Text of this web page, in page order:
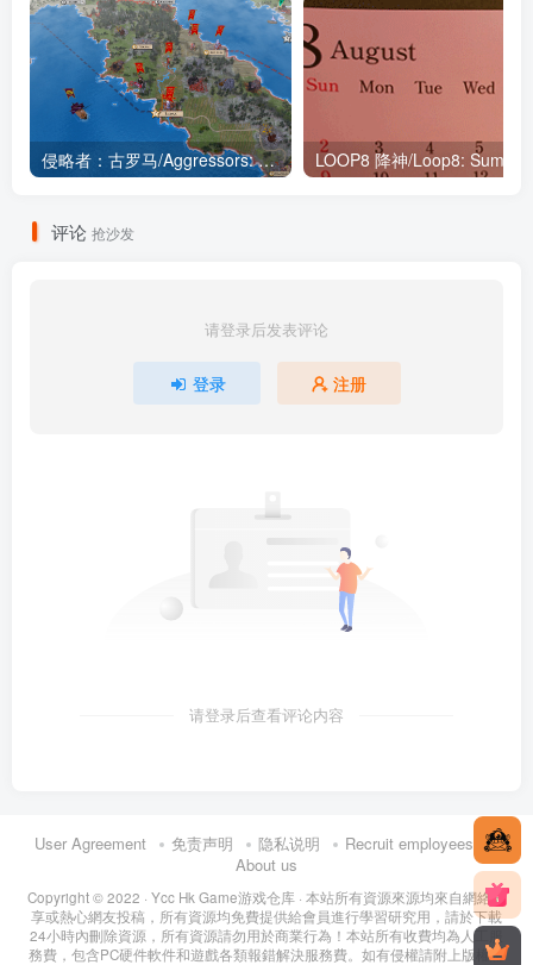
侵略者：古罗马/Aggressors: Ancient Rome
评论 抢沙发
请登录后发表评论
登录 注册
请登录后查看评论内容
User Agreement 免责声明 隐私说明
Recruit employees
About us
Copyright © 2022 · Ycc Hk Game游戏仓库 · 本站所有資源來源均來自網絡分
享或熱心網友投稿，所有資源均免費提供給會員進行學習研究用，請於下載
24小時內刪除資源，所有資源請勿用於商業行為！本站所有收費均為人工服
務費，包含PC硬件軟件和遊戲各類報錯解決服務費。如有侵權請附上版權證